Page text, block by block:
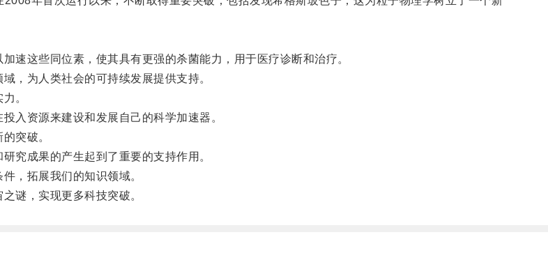
这些同位素，使其具有更强的杀菌能力，用于医疗诊断和治疗。
为人类社会的可持续发展提供支持。
。
资源来建设和发展自己的科学加速器。
突破。
成果的产生起到了重要的支持作用。
，拓展我们的知识领域。
谜，实现更多科技突破。